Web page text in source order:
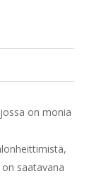
on monia
saatavana